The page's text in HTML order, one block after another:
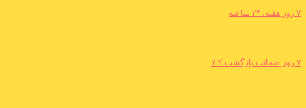
۷ روز هفته، ۲۴ ساعته
۷ روز ضمانت بازگشت کالا